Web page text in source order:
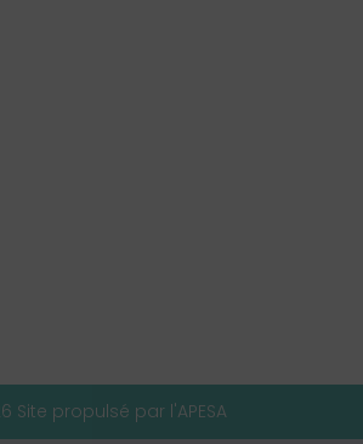
Site propulsé par l'APESA